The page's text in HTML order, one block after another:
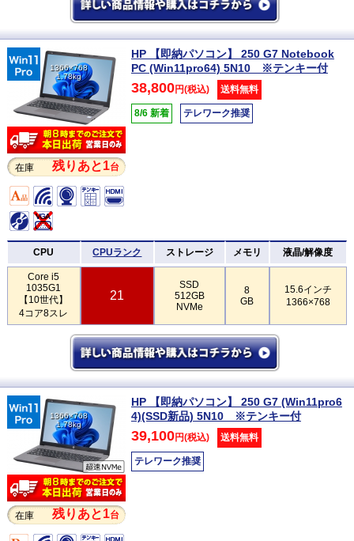
1366×768
1.78kg
在庫 残りあと1台
HP 【即納パソコン】 250 G7 Notebook
PC (Win11pro64) 5N10 ※テンキー付
38,800円(税込) 送料無料
8/6 新着 テレワーク推奨
CPU CPUランク ストレージ メモリ 液晶/解像度
Core i5
1035G1
【10世代】
4コア8スレ
21
SSD
512GB
NVMe
8
GB
15.6インチ
1366×768
1366×768
1.78kg
在庫 残りあと1台
HP 【即納パソコン】 250 G7 (Win11pro6
4)(SSD新品) 5N10 ※テンキー付
39,100円(税込) 送料無料
テレワーク推奨